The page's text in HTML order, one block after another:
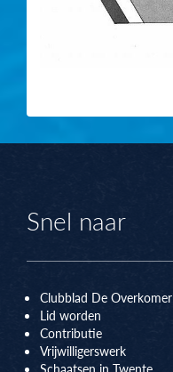
Snel naar
Clubblad De Overkomer
Lid worden
Contributie
Vrijwilligerswerk
Schaatsen in Twente